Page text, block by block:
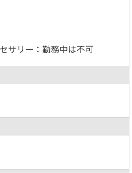
サリー：勤務中は不可